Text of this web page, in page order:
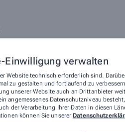
Einwilligung verwalten
Website technisch erforderlich sind.
zu gestalten und fortlaufend zu
unserer Website auch an Drittanbieter
angemessenes Datenschutzniveau
der Verarbeitung Ihrer Daten in diesen
können Sie unserer